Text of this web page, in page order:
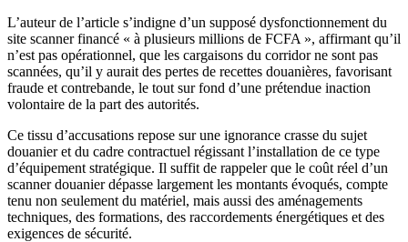
L’auteur de l’article s’indigne d’un supposé dysfonctionnement du
site scanner financé « à plusieurs millions de FCFA », affirmant qu’il
n’est pas opérationnel, que les cargaisons du corridor ne sont pas
scannées, qu’il y aurait des pertes de recettes douanières, favorisant
fraude et contrebande, le tout sur fond d’une prétendue inaction
volontaire de la part des autorités.
Ce tissu d’accusations repose sur une ignorance crasse du sujet
douanier et du cadre contractuel régissant l’installation de ce type
d’équipement stratégique. Il suffit de rappeler que le coût réel d’un
scanner douanier dépasse largement les montants évoqués, compte
tenu non seulement du matériel, mais aussi des aménagements
techniques, des formations, des raccordements énergétiques et des
exigences de sécurité.